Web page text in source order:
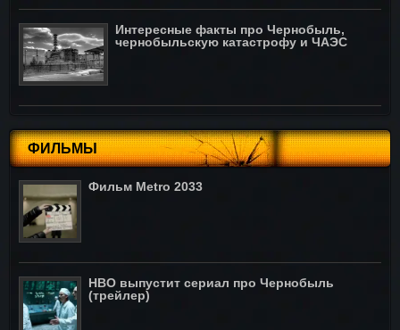
Интересные факты про Чернобыль,
чернобыльскую катастрофу и ЧАЭС
ФИЛЬМЫ
Фильм Metro 2033
HBO выпустит сериал про Чернобыль
(трейлер)